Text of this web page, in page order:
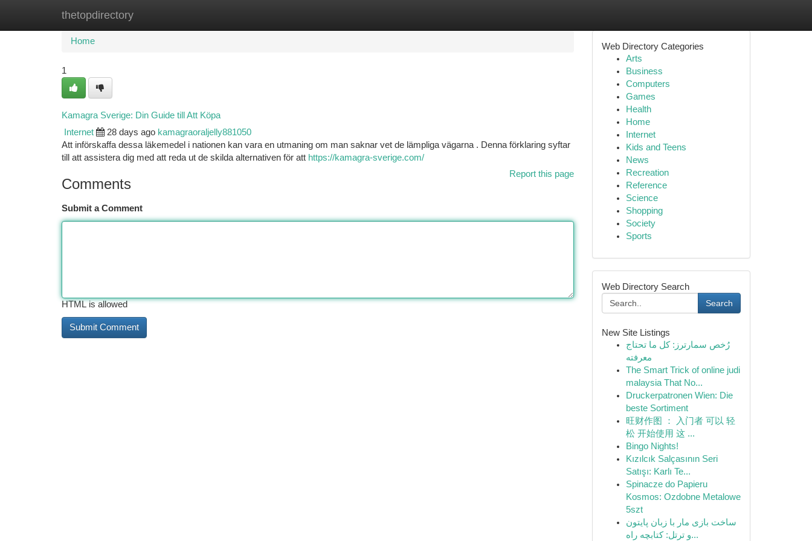
thetopdirectory
Home New Site Listings
Home
1
Kamagra Sverige: Din Guide till Att Köpa
Internet 28 days ago kamagraoraljelly881050
Att införskaffa dessa läkemedel i nationen kan vara en utmaning om man saknar vet de lämpliga vägarna . Denna förklaring syftar
till att assistera dig med att reda ut de skilda alternativen för att https://kamagra-sverige.com/
Report this page
Comments
Submit a Comment
HTML is allowed
Web Directory Categories
Arts
Business
Computers
Games
Health
Home
Internet
Kids and Teens
News
Recreation
Reference
Science
Shopping
Society
Sports
Web Directory Search
Search
New Site Listings
رُخص سمارترز: كل ما تحتاج
معرفته
The Smart Trick of online judi
malaysia That No...
Druckerpatronen Wien: Die
beste Sortiment
旺财作图 ： 入门者 可以 轻
松 开始使用 这 ...
Bingo Nights!
Kızılcık Salçasının Seri
Satışı: Karlı Te...
Spinacze do Papieru
Kosmos: Ozdobne Metalowe
5szt
ساخت بازی مار با زبان پایتون
و ترتل: کتابچه راه...